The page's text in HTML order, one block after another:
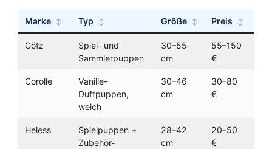
Marke Typ Größe Preis
Götz
Spiel- und
Sammlerpuppen
30–55
cm
55–150
€
Corolle
Vanille-
Duftpuppen,
weich
30–46
cm
30–80
€
Heless
Spielpuppen +
Zubehör-
28–42
cm
20–50
€